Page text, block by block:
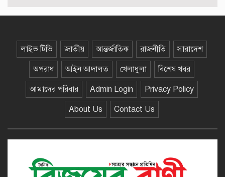
মঠবাড়িয়ায় প্রতারক চক্রের দেয়া মিথ্যা
শিশু শ্রম, বিদ্যালয় থেকে ঝরে পড়া ও
বাল্যবিবাহমুক্ত করতে গণমাধ্যমের
সহযোগিতা চায় ওয়ার্ল্ড ভিশন
বেতাগীতে ২০ গ্রাম গাঁজাসহ যুবক
গ্রেপ্তার, মাদকবিরোধী অভিযানে
লাইভ টিভি জাতীয় আন্তর্জাতিক রাজনীতি
সারাদেশ
অপরাধ
আইন আদালত খেলাধুলা
বিশেষ খবর
আমাদের পরিবার
Admin Login
Privacy Policy
About Us
Contact Us